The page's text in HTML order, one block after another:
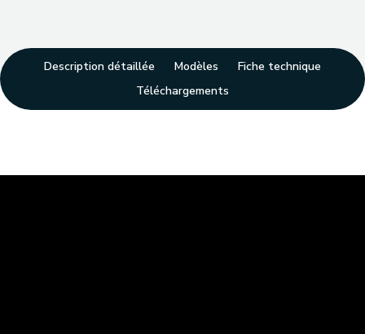
Description détaillée Modèles
Fiche technique
Téléchargements